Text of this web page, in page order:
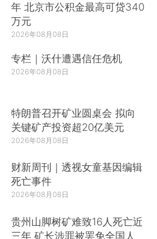
年 北京市公积金最高可贷340
万元
2026年08月08日
专栏｜沃什遭遇信任危机
2026年08月08日
特朗普召开矿业圆桌会 拟向
关键矿产投资超20亿美元
2026年08月08日
财新周刊｜透视女童基因编辑
死亡事件
2026年08月08日
贵州山脚树矿难致16人死亡近
三年 矿长涉罪被罢免全国人